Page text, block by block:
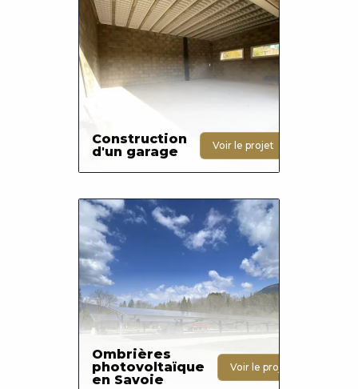
Construction
d'un garage
Voir le projet
Photo
Ombrières
photovoltaïque
en Savoie
Voir le projet